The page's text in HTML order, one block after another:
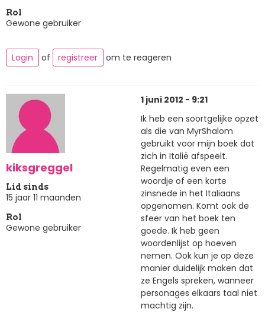
Rol
Gewone gebruiker
Login of registreer om te reageren
kiksgreggel
Lid sinds
15 jaar 11 maanden
Rol
Gewone gebruiker
1 juni 2012 - 9:21
Ik heb een soortgelijke opzet
als die van MyrShalom
gebruikt voor mijn boek dat
zich in Italië afspeelt.
Regelmatig even een
woordje of een korte
zinsnede in het Italiaans
opgenomen. Komt ook de
sfeer van het boek ten
goede. Ik heb geen
woordenlijst op hoeven
nemen. Ook kun je op deze
manier duidelijk maken dat
ze Engels spreken, wanneer
personages elkaars taal niet
machtig zijn.